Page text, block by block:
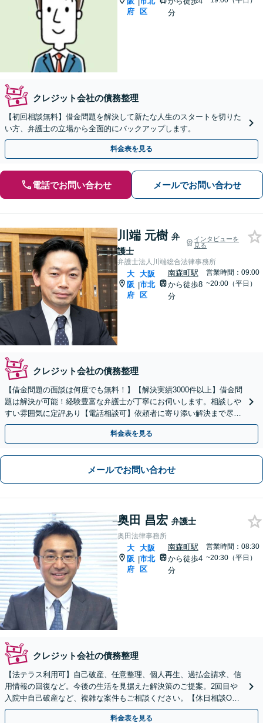
府
区
分
クレジット会社の債務整理
【初回相談無料】借金問題を解決して新たな人生のスタートを切りた
い方、弁護士の立場から全面的にバックアップします。
料金表を見る
電話でお問い合わせ メールでお問い合わせ
川端 元樹 弁
護士
インタビューを
見る
弁護士法人川端総合法律事務所
大
阪
府
|
大阪
市北
区
南森町駅
から徒歩8
分
営業時間：09:00
~20:00（平日）
クレジット会社の債務整理
【借金問題の面談は何度でも無料！】【解決実績3000件以上】借金問
題は解決が可能！経験豊富な弁護士が丁寧にお伺いします。相談しや
すい雰囲気に定評あり【電話相談可】依頼者に寄り添い解決まで尽
力。まずは勇気を出してご相談ください！分割払い対応可
料金表を見る
メールでお問い合わせ
奥田 昌宏 弁護士
奥田法律事務所
大
阪
府
|
大阪
市北
区
南森町駅
から徒歩4
分
営業時間：08:30
~20:30（平日）
クレジット会社の債務整理
【法テラス利用可】自己破産、任意整理、個人再生、過払金請求、信
用情報の回復など。今後の生活を見据えた解決策のご提案。2回目や
入院中自己破産など、複雑な案件もご相談ください。【休日相談OK
（要予約）】【南森町駅4分】【弁護士歴20年以上】
料金表を見る